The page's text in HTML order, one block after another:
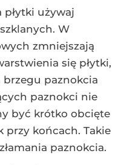
płytki używaj
W
zmniejszają
się płytki,
paznokcia
paznokci nie
być krótko obcięte
przy końcach. Takie
paznokcia.